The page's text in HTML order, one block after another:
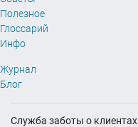
Полезное
Глоссарий
Инфо
Журнал
Блог
Служба заботы о клиентах